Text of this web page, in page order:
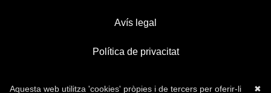
Avís legal
Política de privacitat
✖
Aquesta web utilitza 'cookies' pròpies i de tercers per oferir-li